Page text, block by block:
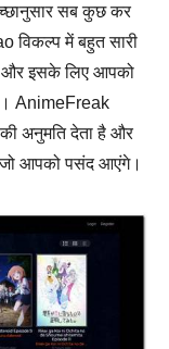
सब कुछ कर
में बहुत सारी
और इसके लिए आपको
AnimeFreak
अनुमति देता है और
जो आपको पसंद आएंगे।